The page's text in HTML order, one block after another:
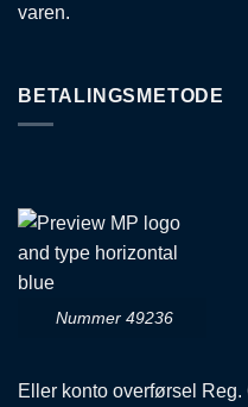
varen.
BETALINGSMETODE
Nummer 49236
Eller konto overførsel